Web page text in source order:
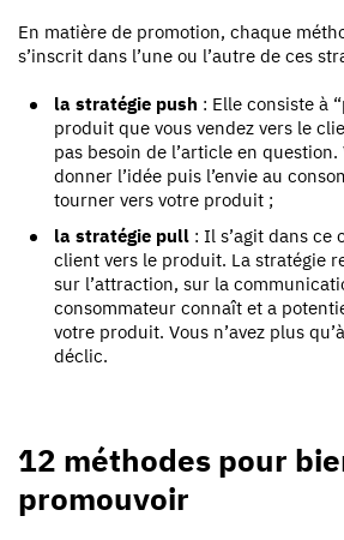
En matière de promotion, chaque
s’inscrit dans l’une ou l’autre de ces
la stratégie push : Elle consiste à
produit que vous vendez vers le
pas besoin de l’article en question.
donner l’idée puis l’envie au
tourner vers votre produit ;
la stratégie pull : Il s’agit dans ce
client vers le produit. La stratégie
sur l’attraction, sur la
consommateur connaît et a
votre produit. Vous n’avez plus
déclic.
12 méthodes pour
promouvoir